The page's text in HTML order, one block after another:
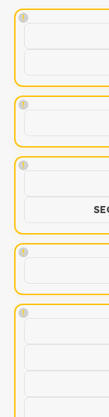
!
!
!
!
!